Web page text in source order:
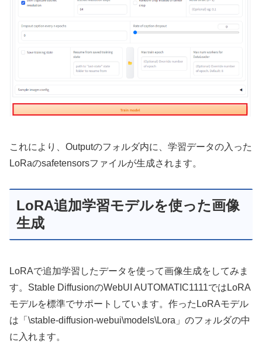
これにより、Outputのフォルダ内に、学習データの入った
LoRaのsafetensorsファイルが生成されます。
LoRA追加学習モデルを使った画像
生成
LoRAで追加学習したデータを使って画像生成をしてみま
す。Stable DiffusionのWebUI AUTOMATIC1111ではLoRA
モデルを標準でサポートしています。作ったLoRAモデル
は「\stable-diffusion-webui\models\Lora」のフォルダの中
に入れます。